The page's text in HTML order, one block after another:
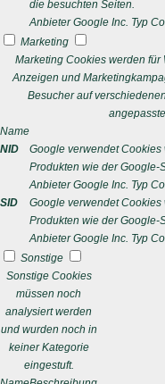
die besuchten Seiten.
Anbieter Google Inc. Typ
Marketing
Marketing Cookies werden
Anzeigen und
Besucher auf
Name
NID
Google verwendet
Produkten wie der Google-
Anbieter Google Inc. Typ
SID
Google verwendet
Produkten wie der Google-
Anbieter Google Inc. Typ
Sonstige
Sonstige Cookies
müssen noch
analysiert werden
und wurden noch in
keiner Kategorie
eingestuft.